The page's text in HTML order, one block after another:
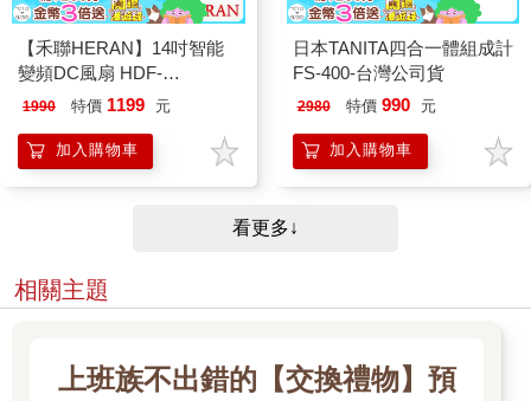
【禾聯HERAN】14吋智能
變頻DC風扇 HDF-
14AH740(G)
1990 特價 1199 元
加入購物車
日本TANITA四合一體組成計
FS-400-台灣公司貨
2980 特價 990 元
加入購物車
看更多↓
相關主題
上班族不出錯的【交換禮物】預